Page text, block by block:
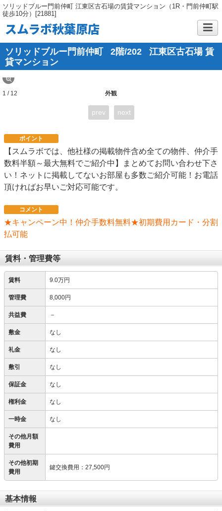
ソリッドブルー門前仲町 江東区古石場の賃貸マンション（1R・門前仲町駅
徒歩10分）[21881]
スムラボ秋葉原店
ソリッドブルー門前仲町 2階/202
江東区古石場 賃
貸マンション
外観
1 / 12
prev next
ポイント
【スムラボでは、他社様の掲載物件含め全ての物件、仲介手
数料半額～最大無料でご紹介中】まとめてお問い合わせ下さ
い！ネットに掲載してないお部屋も多数ご紹介可能！お電話
頂ければお早いご対応可能です。
コメント
★キャンペーン中！仲介手数料無料★初期費用カード・分割
払可能
賃料・管理費等
賃料 9.0万円
管理費 8,000円
共益費 －
敷金 なし
礼金 なし
敷引 なし
保証金 なし
権利金 なし
一時金 なし
その他月額
費用
その他初期
費用
鍵交換費用 ： 27,500円
基本情報